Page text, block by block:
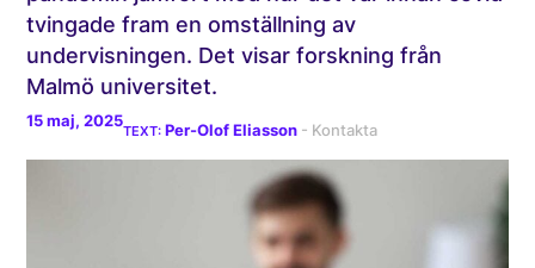
tvingade fram en omställning av
undervisningen. Det visar forskning från
Malmö universitet.
15 maj, 2025
Per-Olof Eliasson